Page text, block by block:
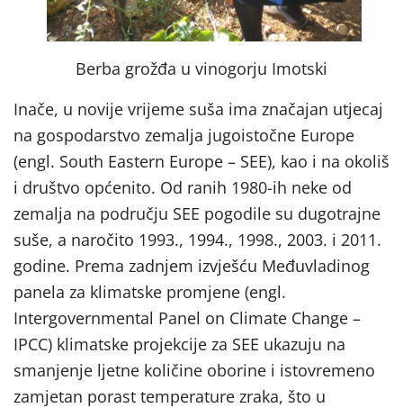
Berba grožđa u vinogorju Imotski
Inače, u novije vrijeme suša ima značajan utjecaj
na gospodarstvo zemalja jugoistočne Europe
(engl. South Eastern Europe – SEE), kao i na okoliš
i društvo općenito. Od ranih 1980-ih neke od
zemalja na području SEE pogodile su dugotrajne
suše, a naročito 1993., 1994., 1998., 2003. i 2011.
godine. Prema zadnjem izvješću Međuvladinog
panela za klimatske promjene (engl.
Intergovernmental Panel on Climate Change –
IPCC) klimatske projekcije za SEE ukazuju na
smanjenje ljetne količine oborine i istovremeno
zamjetan porast temperature zraka, što u